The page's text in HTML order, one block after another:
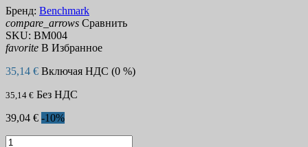
Бренд: Benchmark
compare_arrows Сравнить
SKU: BM004
favorite В Избранное
35,14 € Включая НДС (0 %)
35,14 € Без НДС
39,04 € -10%